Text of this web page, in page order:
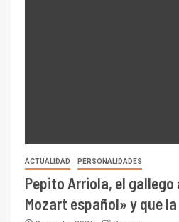
ACTUALIDAD PERSONALIDADES
Pepito Arriola, el
Mozart español» y que